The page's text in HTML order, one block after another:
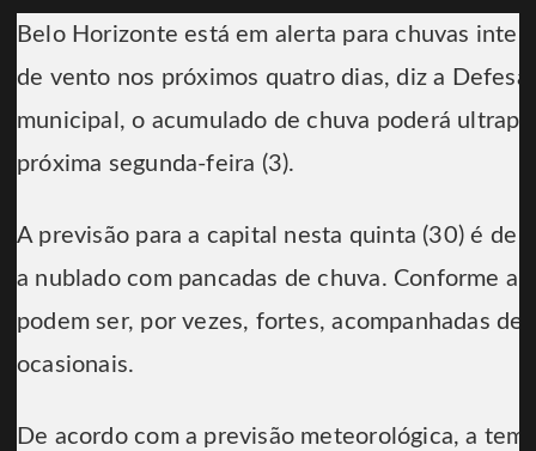
Belo Horizonte está em alerta para chuvas
de vento nos próximos quatro dias, diz a Defesa
municipal, o acumulado de chuva poderá
próxima segunda-feira (3).
A previsão para a capital nesta quinta (30) é de
a nublado com pancadas de chuva. Conforme a
podem ser, por vezes, fortes, acompanhadas de
ocasionais.
De acordo com a previsão meteorológica, a